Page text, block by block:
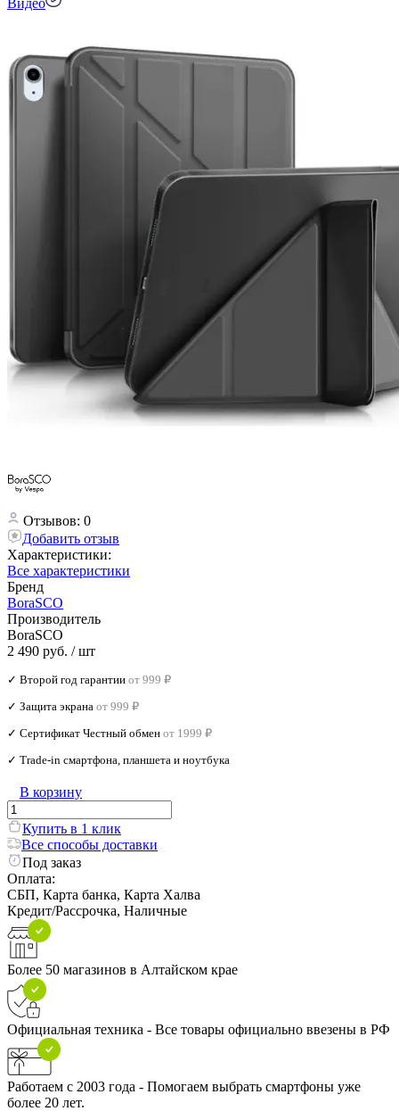
Отзывов: 0
Добавить отзыв
Характеристики:
Все характеристики
Бренд
BoraSCO
Производитель
BoraSCO
2 490 руб. / шт
✓ Второй год гарантии от 999 ₽
✓ Защита экрана от 999 ₽
✓ Сертификат Честный обмен от 1999 ₽
✓ Trade‑in смартфона, планшета и ноутбука
В корзину
Купить в 1 клик
Все способы доставки
Под заказ
Оплата:
СБП, Карта банка, Карта Халва
Кредит/Рассрочка, Наличные
Более 50 магазинов в Алтайском крае
Официальная техника - Все товары официально ввезены в РФ
Работаем с 2003 года - Помогаем выбрать смартфоны уже
более 20 лет.